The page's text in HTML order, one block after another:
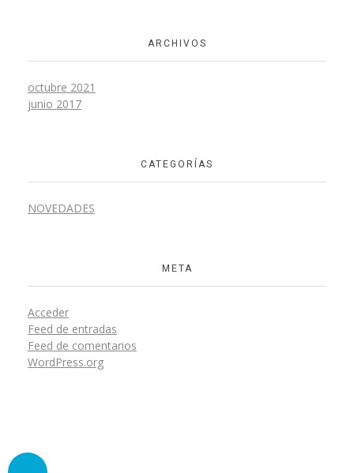
ARCHIVOS
octubre 2021
junio 2017
CATEGORÍAS
NOVEDADES
META
Acceder
Feed de entradas
Feed de comentarios
WordPress.org